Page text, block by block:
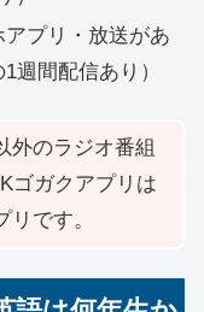
プリ・放送があ
週間配信あり）
外のラジオ番組
ゴガクアプリは
です。